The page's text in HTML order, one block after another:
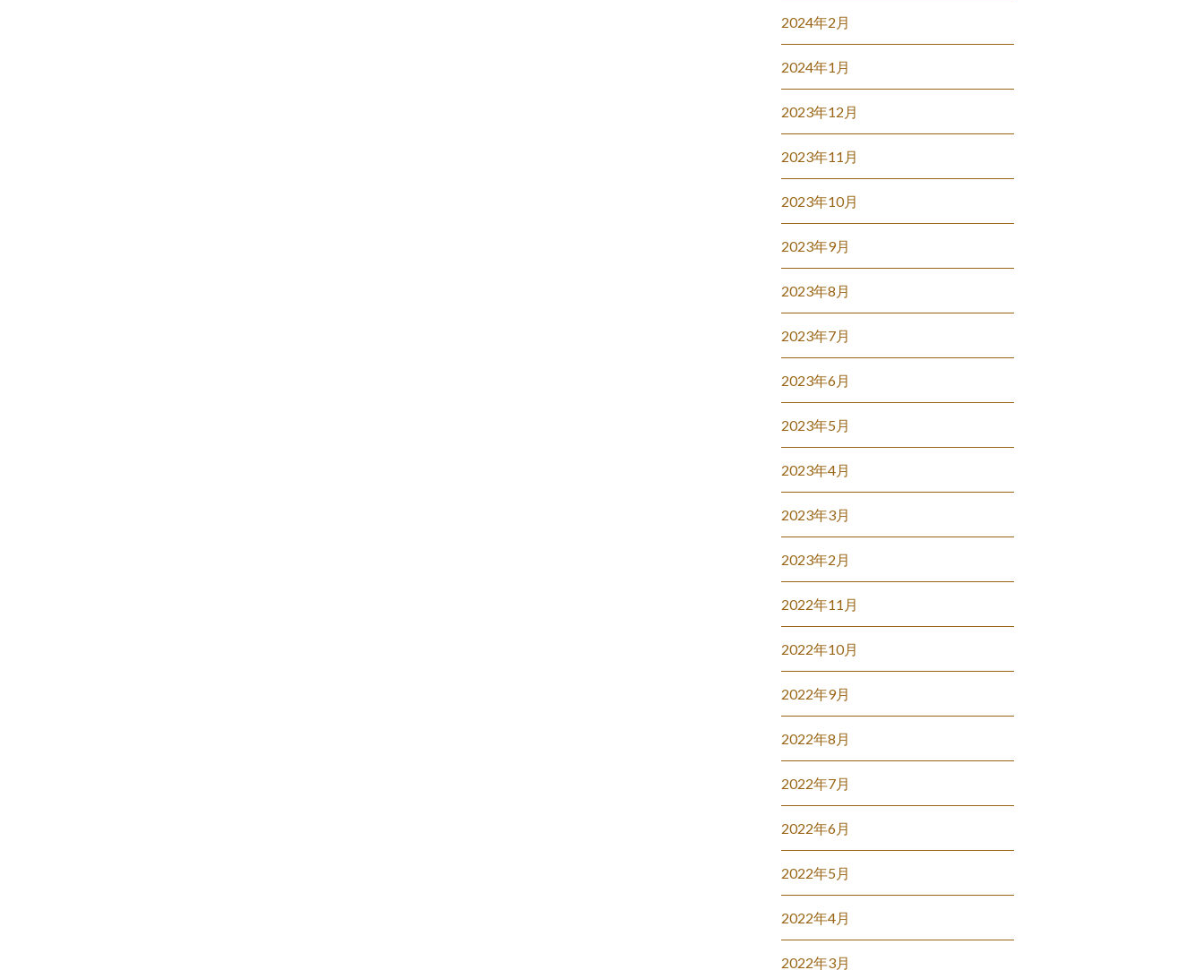
2024年2月
2024年1月
2023年12月
2023年11月
2023年10月
2023年9月
2023年8月
2023年7月
2023年6月
2023年5月
2023年4月
2023年3月
2023年2月
2022年11月
2022年10月
2022年9月
2022年8月
2022年7月
2022年6月
2022年5月
2022年4月
2022年3月